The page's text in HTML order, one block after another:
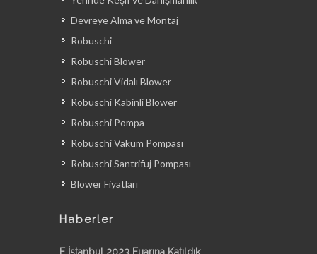
Devreye Alma ve Montaj
Robuschi
Robuschi Blower
Robuschi Vidalı Blower
Robuschi Kabinli Blower
Robuschi Pompa
Robuschi Vakum Pompası
Robuschi Santrifuj Pompası
Blower Fiyatları
Haberler